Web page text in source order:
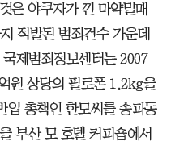
은 야쿠자가 낀 마약밀매
적발된 범죄건수 가운데
제범죄정보센터는 2007
원 상당의 필로폰 1.2kg을
입 총책인 한모씨를 송파동
부산 모 호텔 커피숍에서